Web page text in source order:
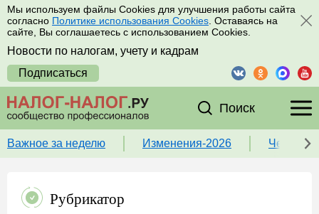
Мы используем файлы Cookies для улучшения работы сайта
согласно Политике использования Cookies . Оставаясь на
сайте, Вы соглашаетесь с использованием Cookies.
Новости по налогам, учету и кадрам
Подписаться
Поиск
Важное за неделю Изменения-2026 Чек-
Рубрикатор